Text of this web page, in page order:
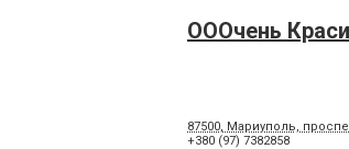
ОООчень
87500, Мариуполь,
+380 (97) 7382858